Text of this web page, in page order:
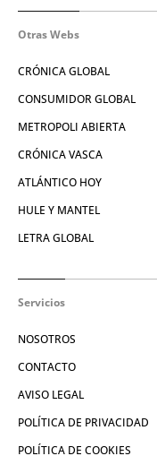
Otras Webs
CRÓNICA GLOBAL
CONSUMIDOR GLOBAL
METROPOLI ABIERTA
CRÓNICA VASCA
ATLÁNTICO HOY
HULE Y MANTEL
LETRA GLOBAL
Servicios
NOSOTROS
CONTACTO
AVISO LEGAL
POLÍTICA DE PRIVACIDAD
POLÍTICA DE COOKIES